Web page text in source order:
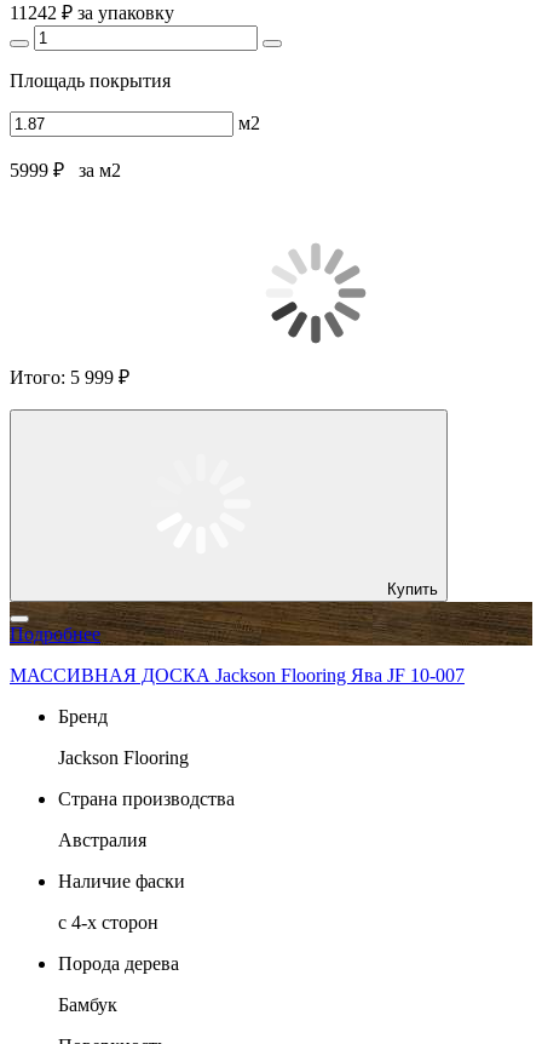
11242 ₽ за упаковку
Площадь покрытия
м2
5999 ₽ за м2
Итого: 5 999 ₽
Купить
Подробнее
МАССИВНАЯ ДОСКА Jackson Flooring Ява JF 10-007
Бренд
Jackson Flooring
Страна производства
Австралия
Наличие фаски
с 4-х сторон
Порода дерева
Бамбук